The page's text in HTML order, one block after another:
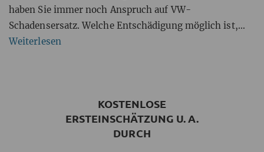
haben Sie immer noch Anspruch auf VW-
Schadensersatz. Welche Entschädigung möglich ist,
erfahren Sie in diesem Beitrag.
Weiterlesen
KOSTENLOSE
ERSTEINSCHÄTZUNG U. A.
DURCH